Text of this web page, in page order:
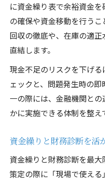
に資金繰り表で余裕資金
の確保や資金移動を行う
回収の徹底や、在庫の適
直結します。
現金不足のリスクを下げ
ェックと、問題発生時の
一の際には、金融機関と
かに実施できる体制を整え
資金繰りと財務診断を活
資金繰りと財務診断を最
策定の際に「現場で使え